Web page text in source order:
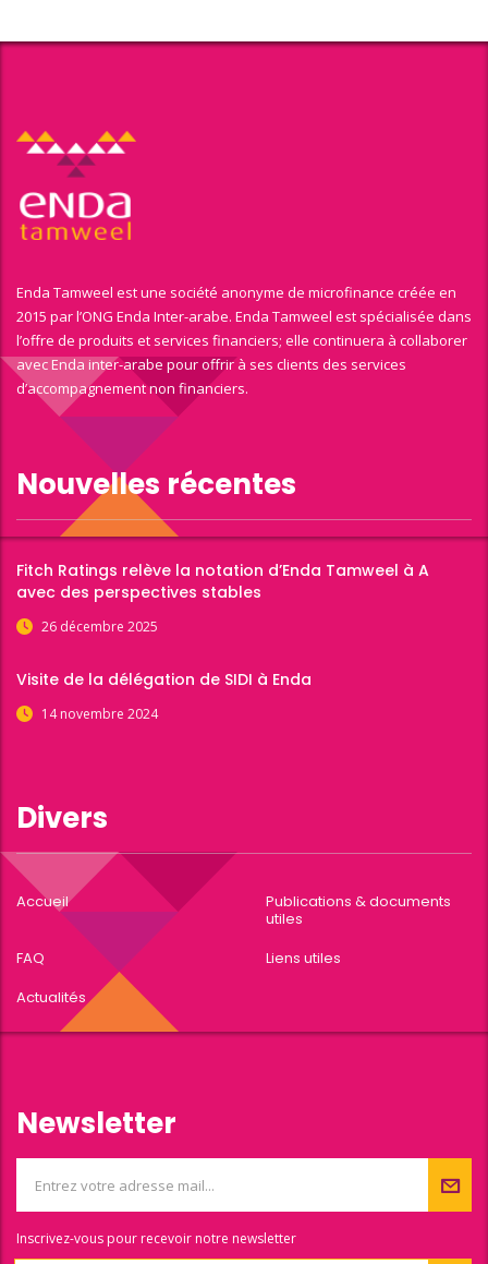
Enda Tamweel est une société anonyme de microfinance créée en
2015 par l’ONG Enda Inter-arabe. Enda Tamweel est spécialisée dans
l’offre de produits et services financiers; elle continuera à collaborer
avec Enda inter-arabe pour offrir à ses clients des services
d’accompagnement non financiers.
Nouvelles récentes
Fitch Ratings relève la notation d’Enda Tamweel à A
avec des perspectives stables
26 décembre 2025
Visite de la délégation de SIDI à Enda
14 novembre 2024
Divers
Accueil
Publications & documents
utiles
FAQ
Liens utiles
Actualités
Newsletter
Inscrivez-vous pour recevoir notre newsletter